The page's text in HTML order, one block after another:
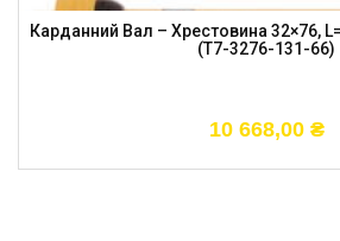
Карданний Вал – Хрестовина 32×76,
(T7-3276-131-66)
10 668,00 ₴